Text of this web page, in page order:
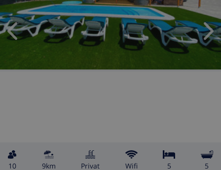
10 9km Privat wifi 5 5